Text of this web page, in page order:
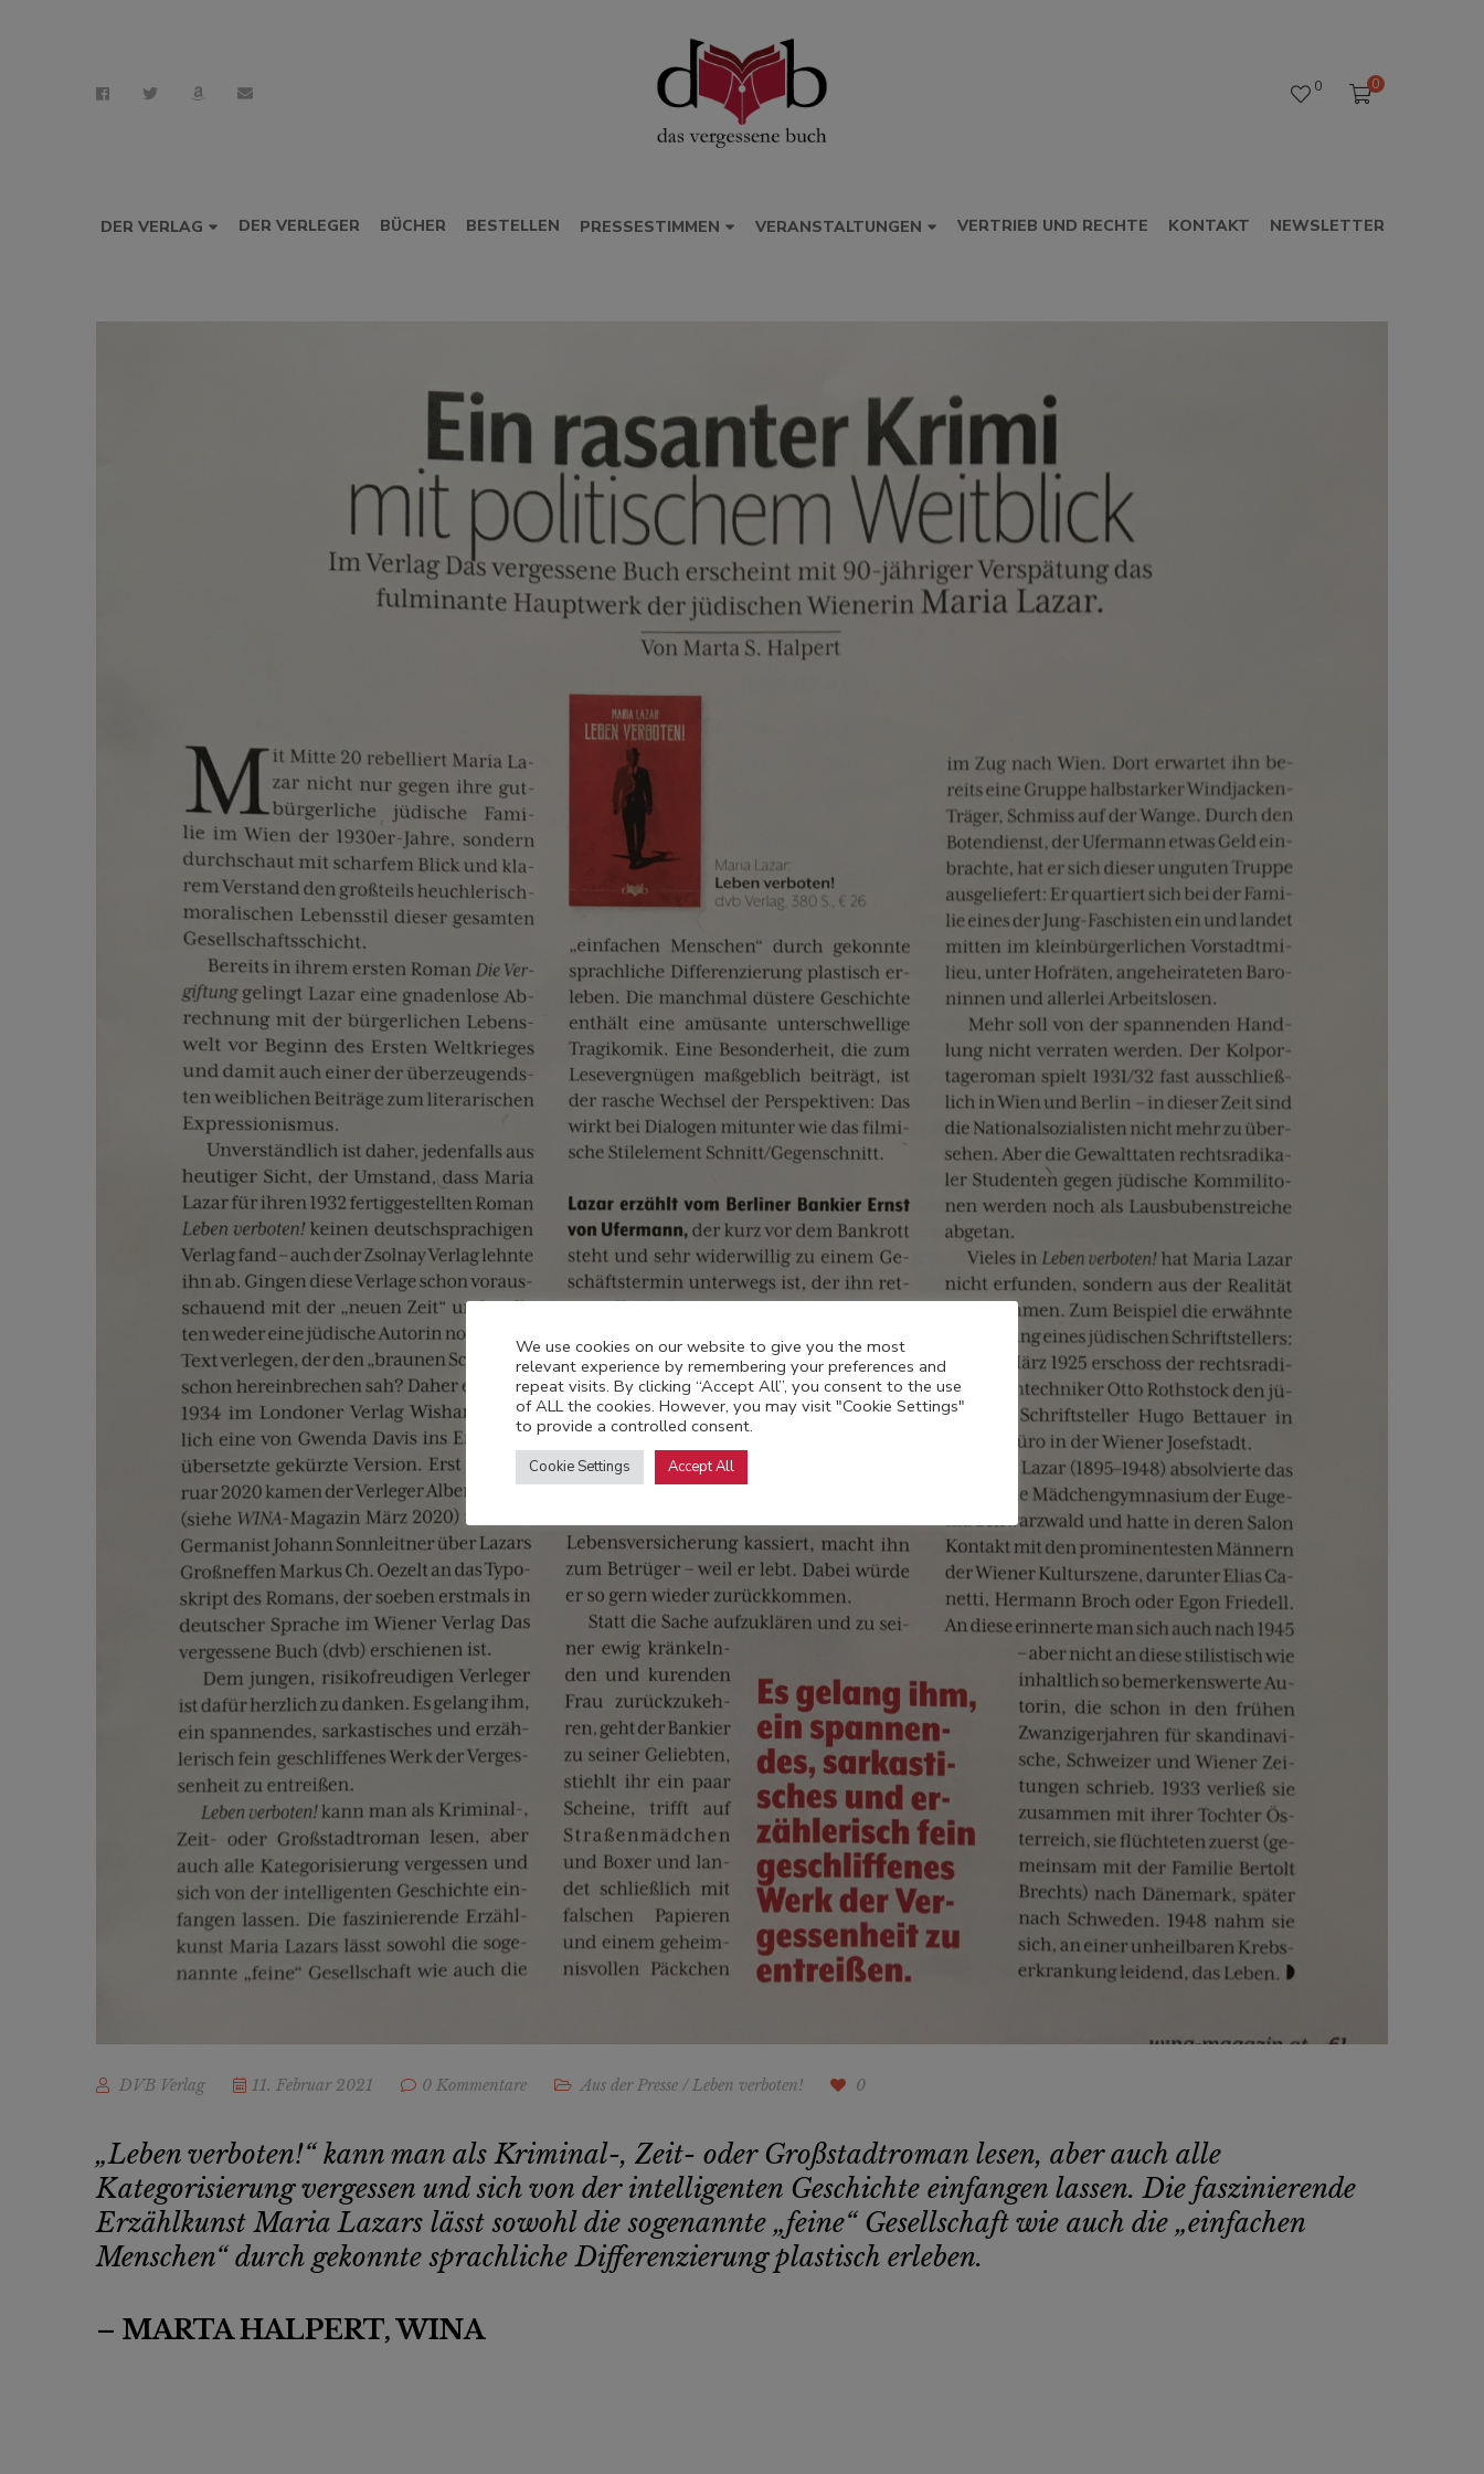
0 0
DER VERLAG DER VERLEGER BÜCHER BESTELLEN PRESSESTIMMEN VERANSTALTUNGEN VERTRIEB UND RECHTE KONTAKT NEWSLETTER
DVB Verlag 11. Februar 2021 0 Kommentare Aus der Presse /Leben verboten! 0
„Leben verboten!“ kann man als Kriminal-, Zeit- oder Großstadtroman lesen, aber auch alle
Kategorisierung vergessen und sich von der intelligenten Geschichte einfangen lassen. Die faszinierende
Erzählkunst Maria Lazars lässt sowohl die sogenannte „feine“ Gesellschaft wie auch die „einfachen
Menschen“ durch gekonnte sprachliche Differenzierung plastisch erleben.
– MARTA HALPERT, WINA
We use cookies on our website to give you the most
relevant experience by remembering your preferences and
repeat visits. By clicking “Accept All”, you consent to the use
of ALL the cookies. However, you may visit "Cookie Settings"
to provide a controlled consent.
Cookie Settings Accept All